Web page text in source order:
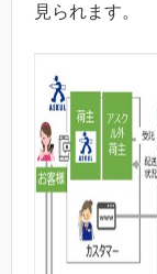
見られます。